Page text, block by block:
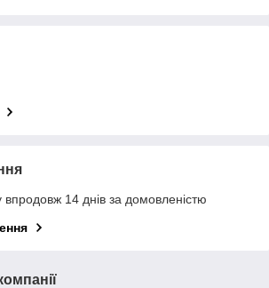
14 днів за домовленістю